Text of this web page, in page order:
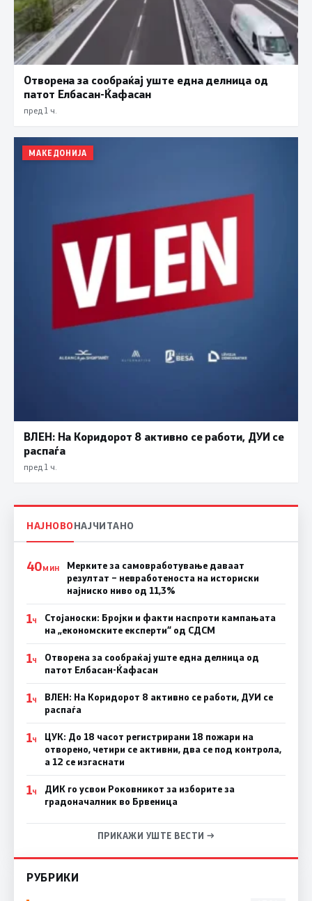
Отворена за сообраќај уште една делница од
патот Елбасан-Ќафасан
пред 1 ч.
МАКЕДОНИЈА
ВЛЕН: На Коридорот 8 активно се работи, ДУИ се
распаѓа
пред 1 ч.
НАЈНОВОНАЈЧИТАНО
40МИН
Мерките за самовработување даваат
резултат – невработеноста на историски
најниско ниво од 11,3%
1Ч
Стојаноски: Бројки и факти наспроти кампањата
на „економските експерти“ од СДСM
1Ч
Отворена за сообраќај уште една делница од
патот Елбасан-Ќафасан
1Ч
ВЛЕН: На Коридорот 8 активно се работи, ДУИ се
распаѓа
1Ч
ЦУК: До 18 часот регистрирани 18 пожари на
отворено, четири се активни, два се под контрола,
а 12 се изгаснати
1Ч
ДИК го усвои Роковникот за изборите за
градоначалник во Брвеница
ПРИКАЖИ УШТЕ ВЕСТИ →
РУБРИКИ